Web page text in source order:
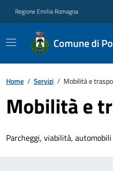
Regione Emilia Romagna
Comune di
Home / Servizi / Mobilità e
Mobilità e
Parcheggi, viabilità,